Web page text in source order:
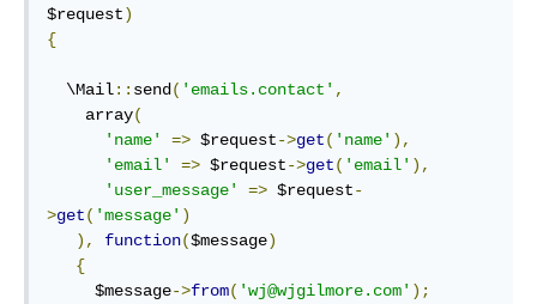
$request)
{
  \Mail
:: send ( 'emails.contact' ,
    array
(
'name'
=> $request->get( 'name' ),
'email'
=> $request->get( 'email' ),
'user_message'
=> $request-
>get( 'message' )
),
function($message)
{
     $message
->from( 'wj@wjgilmore.com' );